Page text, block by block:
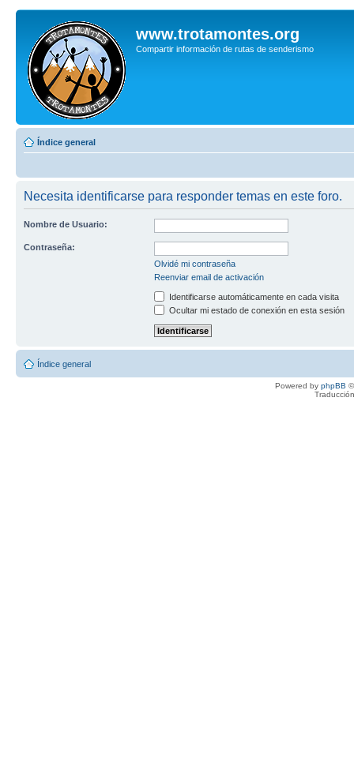
www.trotamontes.org
Compartir información de rutas de senderismo
Índice general
Necesita identificarse para responder temas en este foro.
Nombre de Usuario:
Contraseña:
Olvidé mi contraseña
Reenviar email de activación
Identificarse automáticamente en cada visita
Ocultar mi estado de conexión en esta sesión
Índice general
Powered by phpBB